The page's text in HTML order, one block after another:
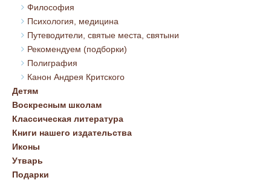
Философия
Психология, медицина
Путеводители, святые места, святыни
Рекомендуем (подборки)
Полиграфия
Канон Андрея Критского
Детям
Воскресным школам
Классическая литература
Книги нашего издательства
Иконы
Утварь
Подарки